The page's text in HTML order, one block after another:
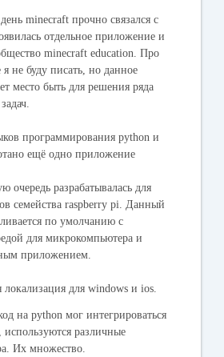
minecraft прочно связался с
отдельное приложение и
minecraft education. Про
я не буду писать, но данное
место быть для решения ряда
программирования python и
ещё одно приложение
очередь разрабатывалась для
семейства raspberry pi. Данный
по умолчанию с
для микрокомпьютера и
приложением.
локализация для windows и ios.
на python мог интегрироваться
используются различные
Их множество.